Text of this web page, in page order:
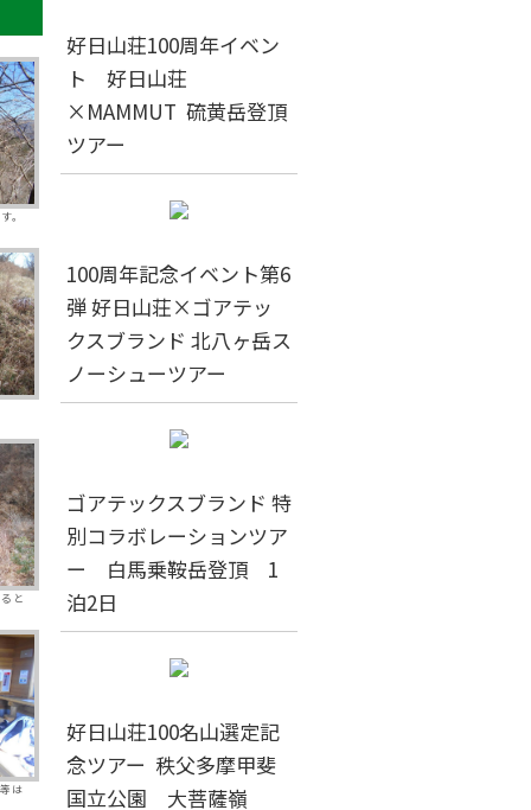
。
と
は
好日山荘100周年イベン
ト 好日山荘
×MAMMUT 硫黄岳登頂
ツアー
100周年記念イベント第6
弾 好日山荘×ゴアテッ
クスブランド 北八ヶ岳ス
ノーシューツアー
ゴアテックスブランド 特
別コラボレーションツア
ー 白馬乗鞍岳登頂 1
泊2日
好日山荘100名山選定記
念ツアー 秩父多摩甲斐
国立公園 大菩薩嶺